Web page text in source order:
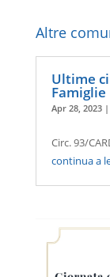
Altre
Ultime
Famiglie
Apr 28, 2023|
Circ. 93/
continua a